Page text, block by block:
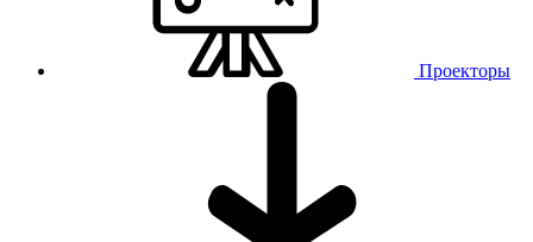
Проекторы